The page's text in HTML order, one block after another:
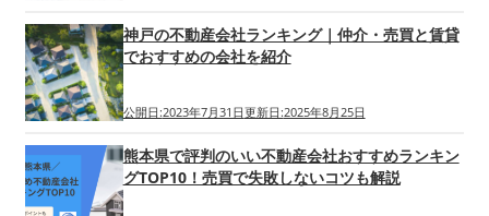
神戸の不動産会社ランキング｜仲介・売買と賃貸
でおすすめの会社を紹介
公開日:2023年7月31日更新日:2025年8月25日
熊本県で評判のいい不動産会社おすすめランキン
グTOP10！売買で失敗しないコツも解説